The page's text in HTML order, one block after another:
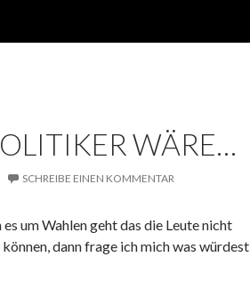
WÄRE…
SCHREIBE EINEN KOMMENTAR
um Wahlen geht das die Leute nicht
dann frage ich mich was würdest